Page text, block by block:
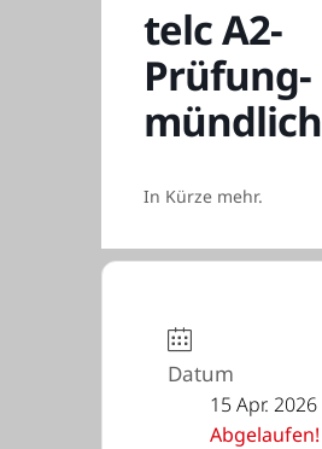
telc A2-
Prüfung-
mündlich
In Kürze mehr.
Datum
15 Apr. 2026
Abgelaufen!